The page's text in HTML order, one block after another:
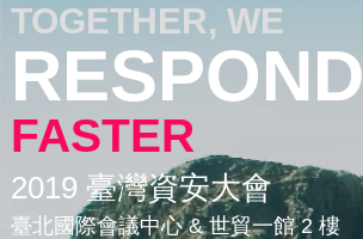
TOGETHER, WE
RESPOND
FASTER
2019 臺灣資安大會
臺北國際會議中心 & 世貿一館 2 樓